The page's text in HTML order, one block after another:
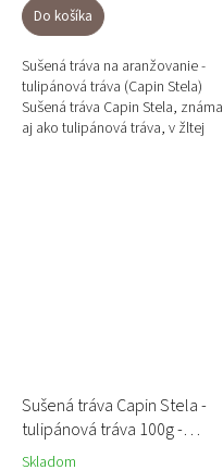
Do košíka
Sušená tráva na aranžovanie -
tulipánová tráva (Capin Stela)
Sušená tráva Capin Stela, známa
aj ako tulipánová tráva, v žltej
Sušená tráva Capin Stela -
tulipánová tráva 100g -
prírodná
Skladom